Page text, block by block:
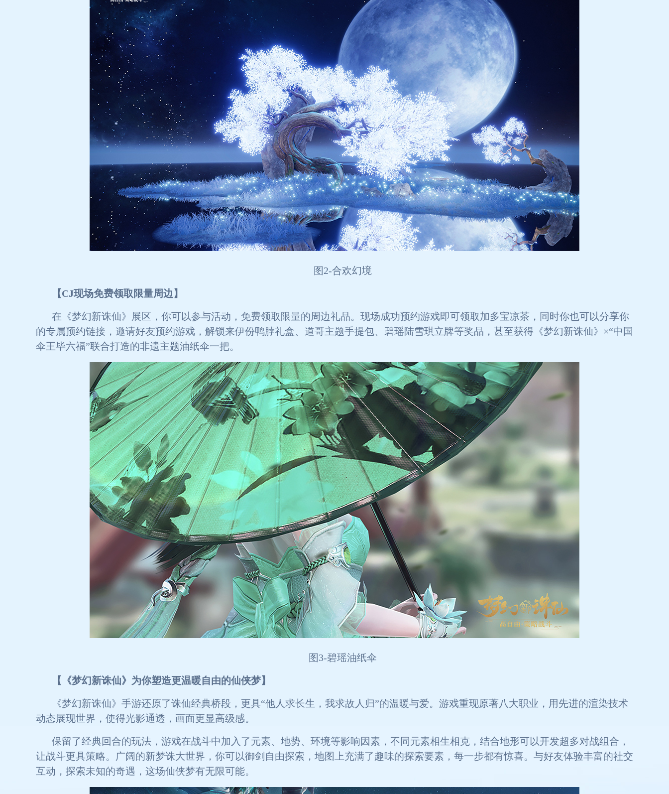
图2-合欢幻境
【CJ现场免费领取限量周边】
在《梦幻新诛仙》展区，你可以参与活动，免费领取限量的周边礼品。现场成功预约游戏即可领取加多宝凉茶，同时你也可以分享你
的专属预约链接，邀请好友预约游戏，解锁来伊份鸭脖礼盒、道哥主题手提包、碧瑶陆雪琪立牌等奖品，甚至获得《梦幻新诛仙》×“中国
伞王毕六福”联合打造的非遗主题油纸伞一把。
图3-碧瑶油纸伞
【《梦幻新诛仙》为你塑造更温暖自由的仙侠梦】
《梦幻新诛仙》手游还原了诛仙经典桥段，更具“他人求长生，我求故人归”的温暖与爱。游戏重现原著八大职业，用先进的渲染技术
动态展现世界，使得光影通透，画面更显高级感。
保留了经典回合的玩法，游戏在战斗中加入了元素、地势、环境等影响因素，不同元素相生相克，结合地形可以开发超多对战组合，
让战斗更具策略。广阔的新梦诛大世界，你可以御剑自由探索，地图上充满了趣味的探索要素，每一步都有惊喜。与好友体验丰富的社交
互动，探索未知的奇遇，这场仙侠梦有无限可能。